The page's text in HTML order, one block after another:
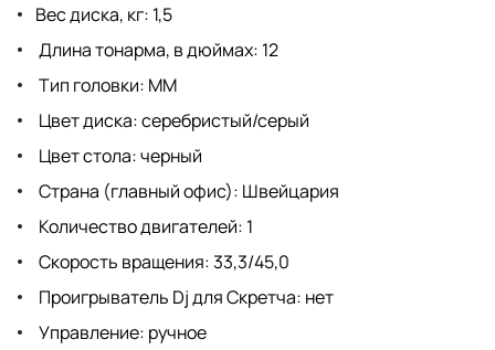
Вес диска, кг: 1,5
Длина тонарма, в дюймах: 12
Тип головки: MM
Цвет диска: серебристый/серый
Цвет стола: черный
Страна (главный офис): Швейцария
Количество двигателей: 1
Скорость вращения: 33,3/45,0
Проигрыватель Dj для Скретча: нет
Управление: ручное